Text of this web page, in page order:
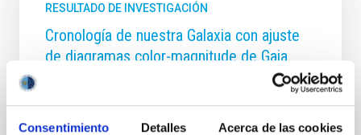
Consentimiento Detalles Acerca de las cookies
RESULTADO DE INVESTIGACIÓN
Cronología de nuestra Galaxia con ajuste
de diagramas color-magnitude de Gaia
(ChronoGal): II. Desvelando la formación y
evolución de los discos grueso y delgado
seleccionados cinemáticamente